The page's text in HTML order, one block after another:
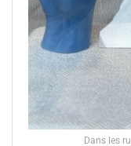
Dans les